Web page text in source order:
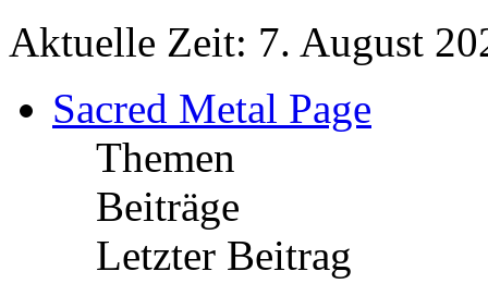
Aktuelle Zeit: 7. August
Sacred Metal Page
Themen
Beiträge
Letzter Beitrag